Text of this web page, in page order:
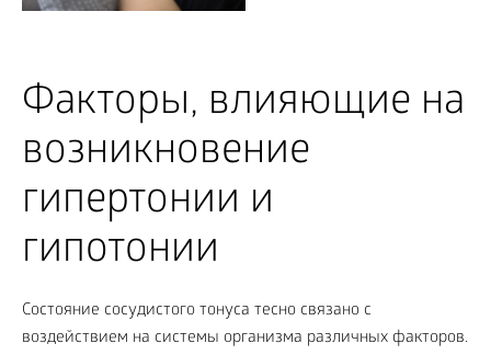
Факторы, влияющие на
возникновение
гипертонии и
гипотонии
Состояние сосудистого тонуса тесно связано с
воздействием на системы организма различных факторов.